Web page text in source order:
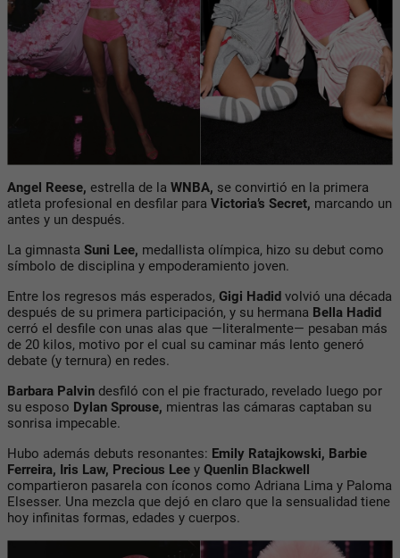
Angel Reese, estrella de la WNBA, se convirtió en la primera
atleta profesional en desfilar para Victoria’s Secret, marcando un
antes y un después.
La gimnasta Suni Lee, medallista olímpica, hizo su debut como
símbolo de disciplina y empoderamiento joven.
Entre los regresos más esperados, Gigi Hadid volvió una década
después de su primera participación, y su hermana Bella Hadid
cerró el desfile con unas alas que —literalmente— pesaban más
de 20 kilos, motivo por el cual su caminar más lento generó
debate (y ternura) en redes.
Barbara Palvin desfiló con el pie fracturado, revelado luego por
su esposo Dylan Sprouse, mientras las cámaras captaban su
sonrisa impecable.
Hubo además debuts resonantes: Emily Ratajkowski, Barbie
Ferreira, Iris Law, Precious Lee y Quenlin Blackwell
compartieron pasarela con íconos como Adriana Lima y Paloma
Elsesser. Una mezcla que dejó en claro que la sensualidad tiene
hoy infinitas formas, edades y cuerpos.